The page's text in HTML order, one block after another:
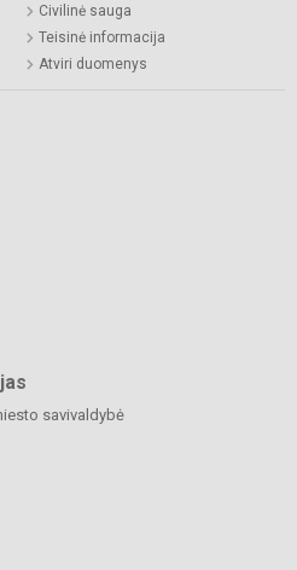
Civilinė sauga
Teisinė informacija
Atviri duomenys
savivaldybė